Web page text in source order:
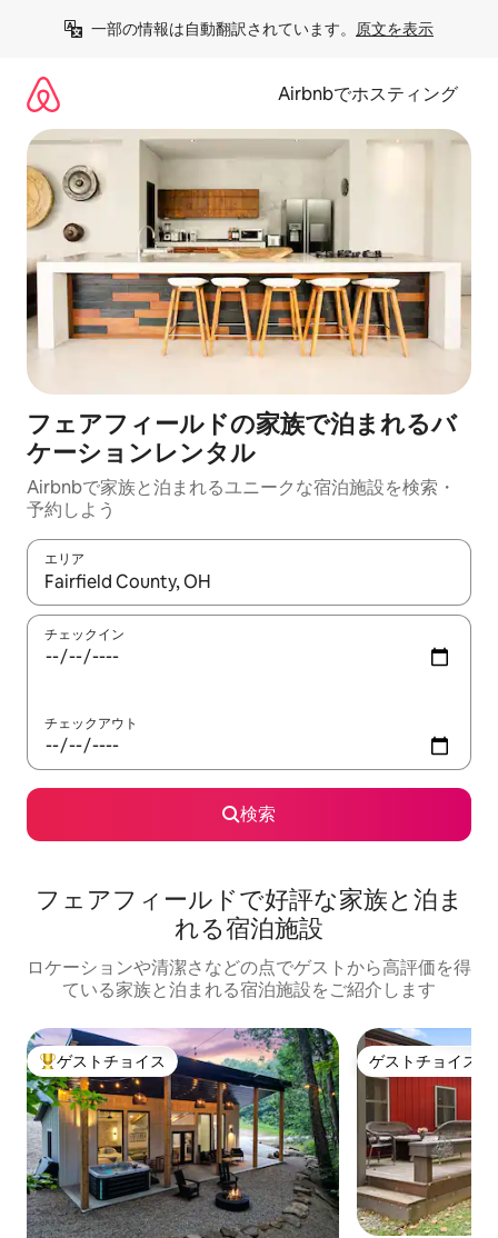
一部の情報は自動翻訳されています。 原文を表示
Airbnbでホスティング
フェアフィールドの家族で泊まれるバ
ケーションレンタル
Airbnbで家族と泊まれるユニークな宿泊施設を検索・
予約しよう
エリア
検索結果が表示されたら、上下の矢印キーを使って移動するか
チェックイン
チェックアウト
検索
フェアフィールドで好評な家族と泊ま
れる宿泊施設
ロケーションや清潔さなどの点でゲストから高評価を得
ている家族と泊まれる宿泊施設をご紹介します
大好評のゲストチョイスです。
ゲストチョイス ゲストチョイス
ゲストチョイス